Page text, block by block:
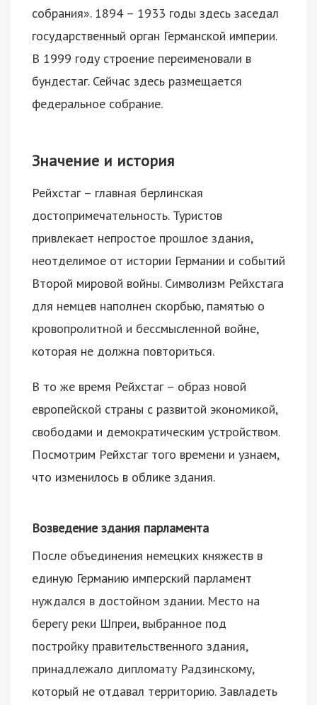
собрания».1894 – 1933 годы здесь заседал
государственный орган Германской империи.
В 1999 году строение переименовали в
бундестаг. Сейчас здесь размещается
федеральное собрание.
Значение и история
Рейхстаг – главная берлинская
достопримечательность. Туристов
привлекает непростое прошлое здания,
неотделимое от истории Германии и событий
Второй мировой войны. Символизм Рейхстага
для немцев наполнен скорбью, памятью о
кровопролитной и бессмысленной войне,
которая не должна повториться.
В то же время Рейхстаг – образ новой
европейской страны с развитой экономикой,
свободами и демократическим устройством.
Посмотрим Рейхстаг того времени и узнаем,
что изменилось в облике здания.
Возведение здания парламента
После объединения немецких княжеств в
единую Германию имперский парламент
нуждался в достойном здании. Место на
берегу реки Шпреи, выбранное под
постройку правительственного здания,
принадлежало дипломату Радзинскому,
который не отдавал территорию. Завладеть